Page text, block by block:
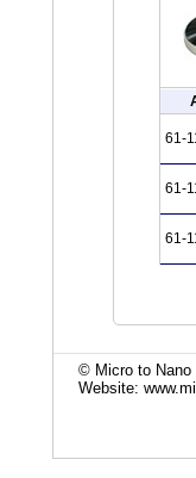
61-
61-
61-
© Micro to Nano
Website: